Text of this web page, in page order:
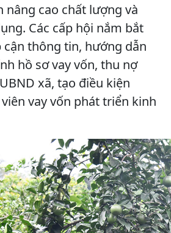
nâng cao chất lượng và
Các cấp hội nắm bắt
cận thông tin, hướng dẫn
hồ sơ vay vốn, thu nợ
xã, tạo điều kiện
vay vốn phát triển kinh